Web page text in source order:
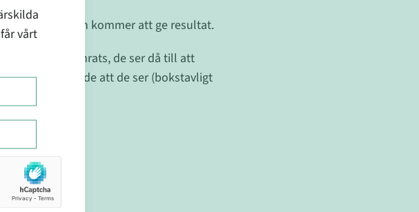
i slutändan kommer att ge resultat.
syn försämrats, de ser då till att
snabbt tycker de att de ser (bokstavligt
vårt